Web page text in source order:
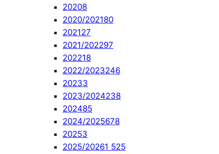
20208
2020/202180
202127
2021/202297
202218
2022/2023246
20233
2023/2024238
202485
2024/2025678
20253
2025/20261 525